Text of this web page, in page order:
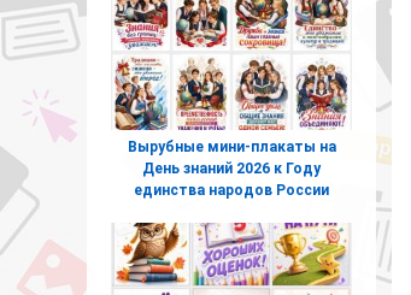
Вырубные мини-плакаты на
День знаний 2026 к Году
единства народов России